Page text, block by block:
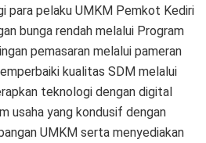
para pelaku UMKM Pemkot Kediri
bunga rendah melalui Program
pemasaran melalui pameran
kualitas SDM melalui
teknologi dengan digital
usaha yang kondusif dengan
UMKM serta menyediakan